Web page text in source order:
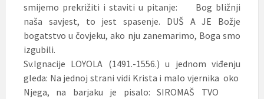
smijemo prekrižiti i staviti u pitanje: Bog bližnji
naša savjest, to jest spasenje. DUŠ A JE Božje
bogatstvo u čovjeku, ako nju zanemarimo, Boga smo
izgubili.
Sv.Ignacije LOYOLA (1491.-1556.) u jednom viđenju
gleda: Na jednoj strani vidi Krista i malo vjernika oko
Njega, na barjaku je pisalo: SIROMAŠ TVO